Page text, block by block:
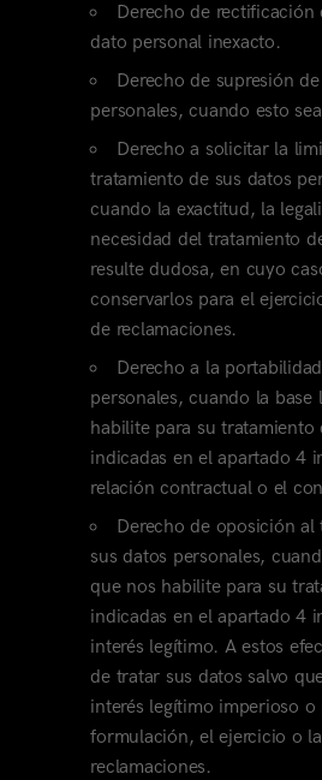
Derecho de rectificación
dato personal inexacto.
Derecho de supresión
personales, cuando esto
Derecho a solicitar la
tratamiento de sus datos
cuando la exactitud, la
necesidad del tratamiento
resulte dudosa, en cuyo
conservarlos para el
de reclamaciones.
Derecho a la
personales, cuando la base
habilite para su tratamiento
indicadas en el apartado 4
relación contractual o el
Derecho de oposición al
sus datos personales,
que nos habilite para su
indicadas en el apartado 4
interés legítimo. A estos
de tratar sus datos salvo
interés legítimo imperioso o
formulación, el ejercicio o
reclamaciones.